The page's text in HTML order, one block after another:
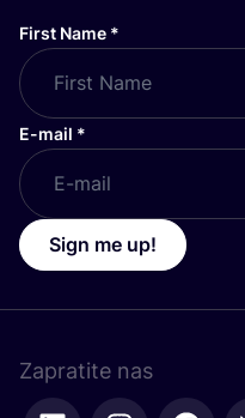
First Name *
E-mail *
Sign me up!
Zapratite nas